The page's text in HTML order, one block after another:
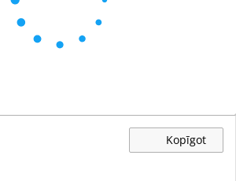
Kopīgot